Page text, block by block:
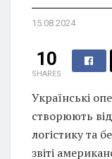
15.08.2024
10
SHARES
Українські
створюють
логістику та
звіті